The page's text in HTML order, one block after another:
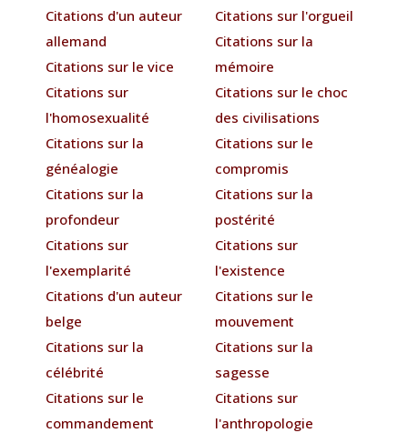
Citations d'un auteur
allemand
Citations sur le vice
Citations sur
l'homosexualité
Citations sur la
généalogie
Citations sur la
profondeur
Citations sur
l'exemplarité
Citations d'un auteur
belge
Citations sur la
célébrité
Citations sur le
commandement
Citations sur l'orgueil
Citations sur la
mémoire
Citations sur le choc
des civilisations
Citations sur le
compromis
Citations sur la
postérité
Citations sur
l'existence
Citations sur le
mouvement
Citations sur la
sagesse
Citations sur
l'anthropologie